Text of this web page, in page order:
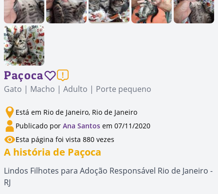
Paçoca
Gato | Macho | Adulto | Porte pequeno
Está em Rio de Janeiro, Rio de Janeiro
Publicado por Ana Santos em 07/11/2020
Esta página foi vista 880 vezes
A história de Paçoca
Lindos Filhotes para Adoção Responsável Rio de Janeiro -
RJ